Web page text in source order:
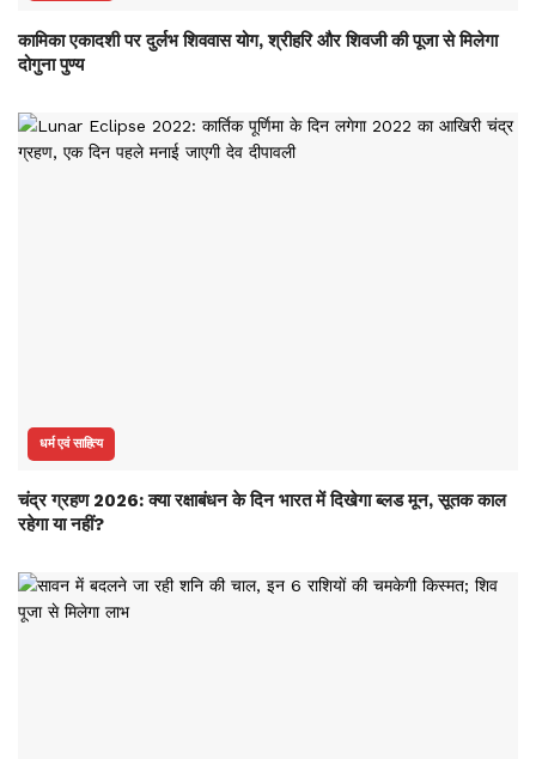
कामिका एकादशी पर दुर्लभ शिववास योग, श्रीहरि और शिवजी की पूजा से मिलेगा
दोगुना पुण्य
धर्म एवं साहित्य
चंद्र ग्रहण 2026: क्या रक्षाबंधन के दिन भारत में दिखेगा ब्लड मून, सूतक काल
रहेगा या नहीं?